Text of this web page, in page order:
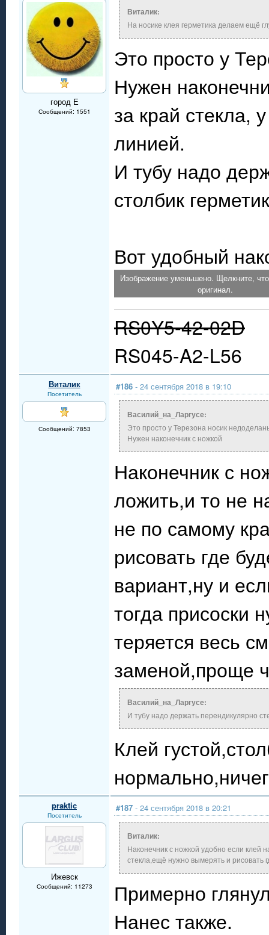
город Е
Сообщений: 1551
Виталик:
На носике клея герметика делаем ещё
Это просто у
Нужен
за край стекла,
линией.
И тубу надо
столбик
Вот удобный
Изображение уменьшено. Щелкните,
оригинал.
RS0Y5-42-02D
RS045-A2-L56
Виталик
Посетитель
Сообщений: 7853
#186 - 24 сентября 2018 в 19:10
Василий_на_Ларгусе:
Это просто у Терезона носик
Нужен наконечник с ножкой
Наконечник с
ложить,и то не
не по самому
рисовать где
вариант,ну и
тогда присоски
теряется весь
заменой,проще
Василий_на_Ларгусе:
И тубу надо держать перендикулярно
Клей
praktic
Посетитель
Ижевск
Сообщений: 11273
#187 - 24 сентября 2018 в 20:21
Виталик:
Наконечник с ножкой удобно если клей
стекла,ещё нужно вымерять и рисовать
Примерно
Нанес также.